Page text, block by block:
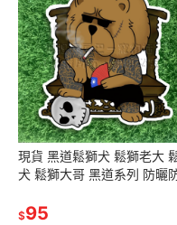
現貨 黑道鬆獅犬 鬆獅老大
犬 鬆獅大哥 黑道系列 防曬
貼 SA028
$95